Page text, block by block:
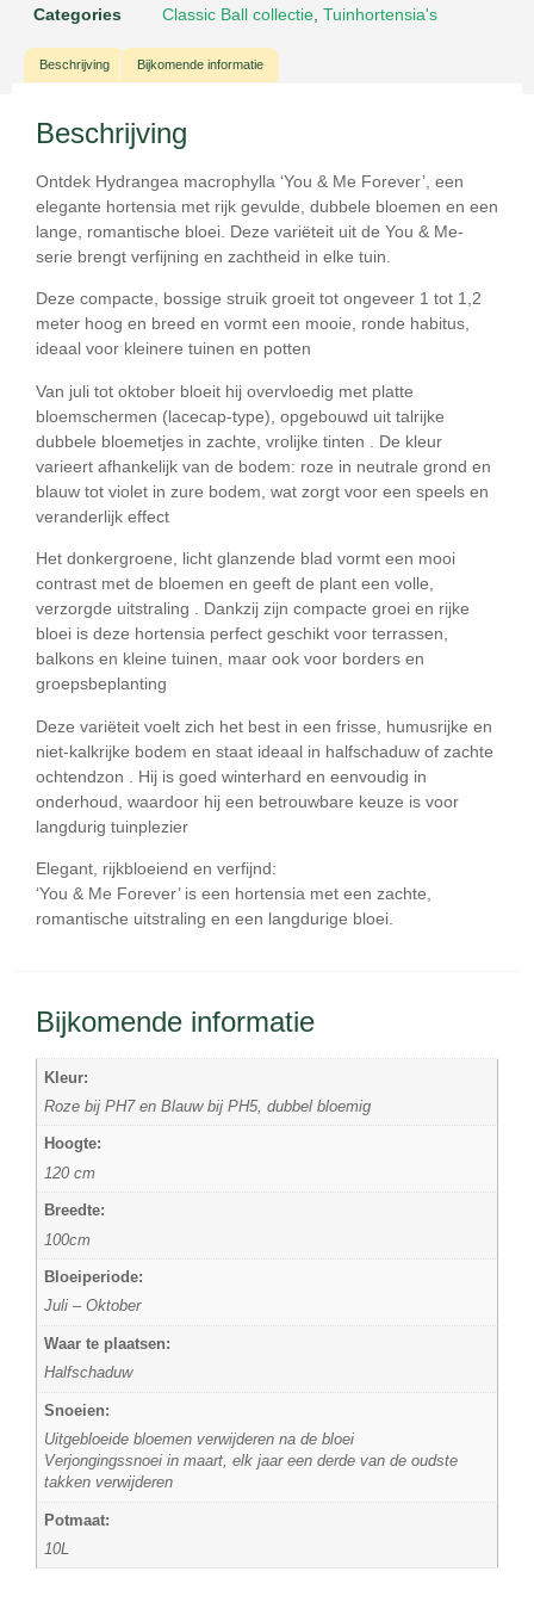
Categories Classic Ball collectie, Tuinhortensia's
Beschrijving Bijkomende informatie
Beschrijving
Ontdek Hydrangea macrophylla ‘You & Me Forever’ , een
elegante hortensia met rijk gevulde, dubbele bloemen en een
lange, romantische bloei. Deze variëteit uit de You & Me-
serie brengt verfijning en zachtheid in elke tuin.
Deze compacte, bossige struik groeit tot ongeveer 1 tot 1,2
meter hoog en breed en vormt een mooie, ronde habitus,
ideaal voor kleinere tuinen en potten
Van juli tot oktober bloeit hij overvloedig met platte
bloemschermen (lacecap-type), opgebouwd uit talrijke
dubbele bloemetjes in zachte, vrolijke tinten . De kleur
varieert afhankelijk van de bodem: roze in neutrale grond en
blauw tot violet in zure bodem , wat zorgt voor een speels en
veranderlijk effect
Het donkergroene, licht glanzende blad vormt een mooi
contrast met de bloemen en geeft de plant een volle,
verzorgde uitstraling . Dankzij zijn compacte groei en rijke
bloei is deze hortensia perfect geschikt voor terrassen,
balkons en kleine tuinen , maar ook voor borders en
groepsbeplanting
Deze variëteit voelt zich het best in een frisse, humusrijke en
niet-kalkrijke bodem en staat ideaal in halfschaduw of zachte
ochtendzon . Hij is goed winterhard en eenvoudig in
onderhoud, waardoor hij een betrouwbare keuze is voor
langdurig tuinplezier
Elegant, rijkbloeiend en verfijnd:
‘You & Me Forever’ is een hortensia met een zachte,
romantische uitstraling en een langdurige bloei.
Bijkomende informatie
Kleur:
Roze bij PH7 en Blauw bij PH5, dubbel bloemig
Hoogte:
120 cm
Breedte:
100cm
Bloeiperiode:
Juli – Oktober
Waar te plaatsen:
Halfschaduw
Snoeien:
Uitgebloeide bloemen verwijderen na de bloei
Verjongingssnoei in maart, elk jaar een derde van de oudste
takken verwijderen
Potmaat:
10L